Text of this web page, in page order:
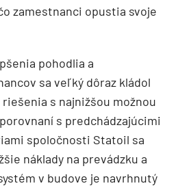
zamestnanci opustia svoje
pohodlia a
sa veľký dôraz kládol
s najnižšou možnou
s predchádzajúcimi
spoločnosti Statoil sa
náklady na prevádzku a
v budove je navrhnutý